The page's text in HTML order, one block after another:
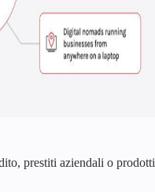
prestiti aziendali o prodotti